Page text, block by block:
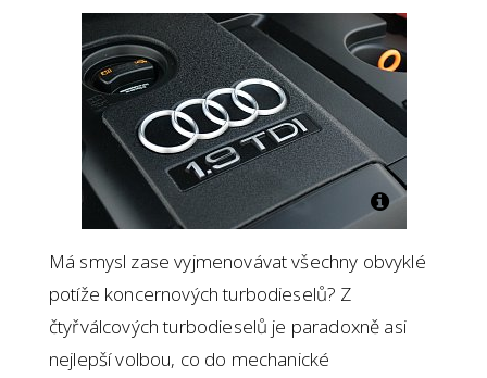
Má smysl zase vyjmenovávat všechny obvyklé
potíže koncernových turbodieselů? Z
čtyřválcových turbodieselů je paradoxně asi
nejlepší volbou, co do mechanické